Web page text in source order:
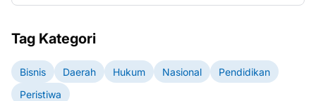
Tag Kategori
Bisnis Daerah Hukum Nasional
Pendidikan
Peristiwa